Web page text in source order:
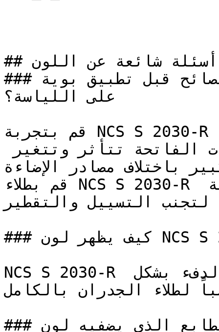
## أسئلة شائعة عن اللون
### ما هي أهم النصائح قبل تطبيق بوية NCS S 2030-R
على اللياسة؟
قم بتجربة NCS S 2030-R على مساحة صغيرة أو لوحة
باختلاف مصادر الإضاءة.
قم بطلاء NCS S 2030-R على شكل طبقات رقيقة ومتساوية
التسييل والتقطير.
### كيف يظهر لون NCS S 2030-R في الغرف مع الإضاءة؟
NCS S 2030-R أحمر فاتح وهادئ — يوفر الدفء بشكل
لطلاء الجدران بالكامل.
### ما هو الطابع الذي يضفيه لون NCS S 2030-R على